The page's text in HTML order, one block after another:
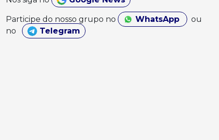
Participe do nosso grupo no WhatsApp
ou
no
Telegram